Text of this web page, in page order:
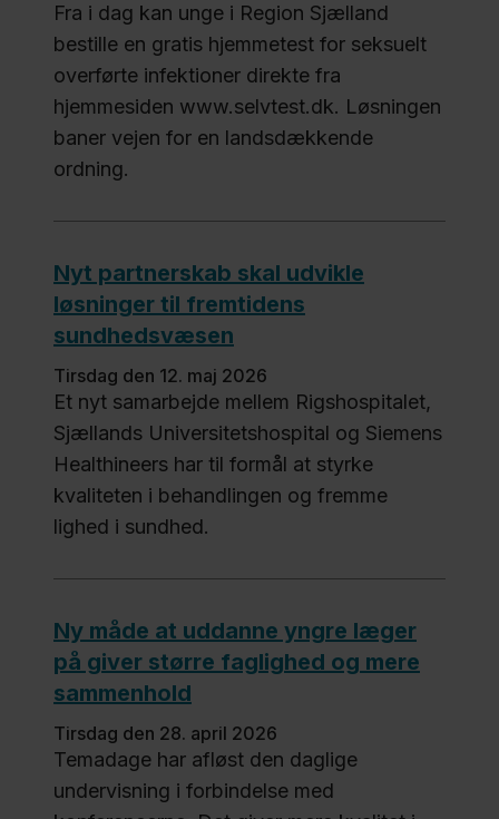
Fra i dag kan unge i Region Sjælland
bestille en gratis hjemmetest for seksuelt
overførte infektioner direkte fra
hjemmesiden www.selvtest.dk. Løsningen
baner vejen for en landsdækkende
ordning.
Nyt partnerskab skal udvikle
løsninger til fremtidens
sundhedsvæsen
tirsdag den 12. maj 2026
Et nyt samarbejde mellem Rigshospitalet,
Sjællands Universitetshospital og Siemens
Healthineers har til formål at styrke
kvaliteten i behandlingen og fremme
lighed i sundhed.
Ny måde at uddanne yngre læger
på giver større faglighed og mere
sammenhold
tirsdag den 28. april 2026
Temadage har afløst den daglige
undervisning i forbindelse med